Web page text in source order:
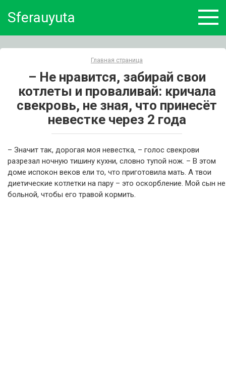
Sferauyuta
Главная страница
– Не нравится, забирай свои
котлеты и проваливай: кричала
свекровь, не зная, что принесёт
невестке через 2 года
– Значит так, дорогая моя невестка, – голос свекрови
разрезал ночную тишину кухни, словно тупой нож. – В этом
доме испокон веков ели то, что приготовила мать. А твои
диетические котлетки на пару – это оскорбление. Мой сын не
больной, чтобы его травой кормить.